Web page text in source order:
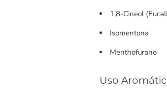
1,8-Cineol
Isomentona
Menthofurano
Uso